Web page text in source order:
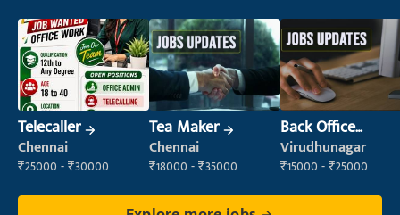
Telecaller
Chennai
₹25000 - ₹30000
Tea Maker
Chennai
₹18000 - ₹35000
Back Office
Executive
(Administration)
Virudhunagar
₹15000 - ₹25000